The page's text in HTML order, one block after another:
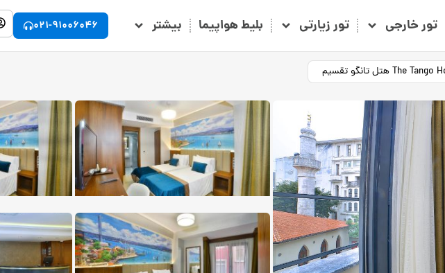
تور خارجی تور زیارتی بلیط هواپیما بیشتر 021-91006046